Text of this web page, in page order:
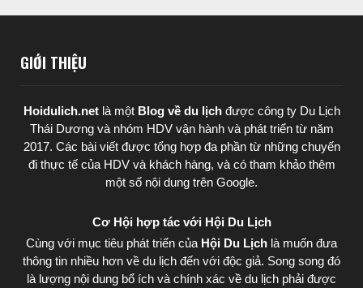
GIỚI THIỆU
Hoidulich.net là một Blog về du lịchđược công ty Du Lịch
Thái Dươngvà nhóm HDV vận hành và phát triển từ năm
2017. Các bài viết được tổng hợp đa phần từ những chuyến
đi thực tế của HDV và khách hàng, và có tham khảo thêm
một số nội dung trên Google.
Cơ Hội hợp tác với Hội Du Lịch
Cùng với mục tiêu phát triển của Hội Du Lịch là muốn đưa
thông tin nhiều hơn về du lịch đến với độc giả. Song song đó
là lượng nội dung bổ ích và chính xác về du lịch phải được